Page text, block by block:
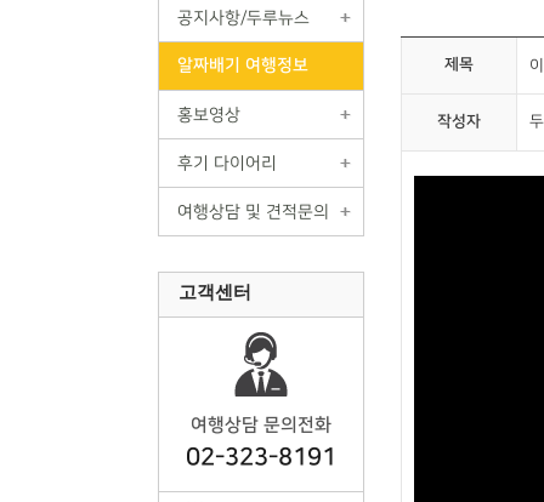
공지사항/두루뉴스
알짜배기 여행정보
홍보영상
후기 다이어리
여행상담 및 견적문의
고객센터
여행상담 문의전화
02-323-8191
제목
작성자